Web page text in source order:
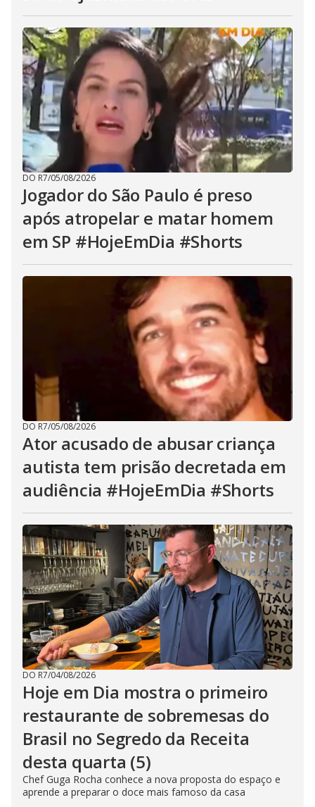
DO R7/05/08/2026
Jogador do São Paulo é preso
após atropelar e matar homem
em SP #HojeEmDia #Shorts
DO R7/05/08/2026
Ator acusado de abusar criança
autista tem prisão decretada em
audiência #HojeEmDia #Shorts
DO R7/04/08/2026
Hoje em Dia mostra o primeiro
restaurante de sobremesas do
Brasil no Segredo da Receita
desta quarta (5)
Chef Guga Rocha conhece a nova proposta do espaço e
aprende a preparar o doce mais famoso da casa